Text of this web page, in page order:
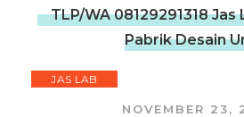
TLP/WA 08129291318
Pabrik Desain
JAS LAB
NOVEMBER 23,